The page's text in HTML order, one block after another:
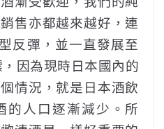
售亦都越來越好，連
反彈，並一直發展至
因為現時日本國內的
情況，就是日本酒飲
的人口逐漸減少。所